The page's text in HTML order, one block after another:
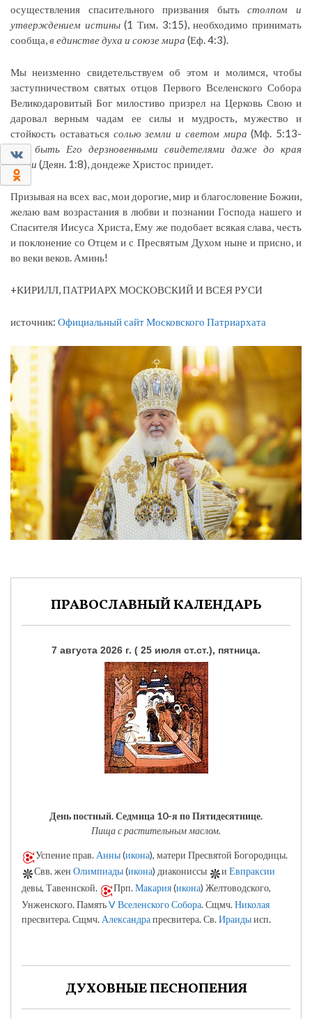
0
0
осуществления спасительного призвания бытьстолпом и
утверждением истины(1 Тим. 3:15), необходимо принимать
сообща, в единстве духа и союзе мира (Еф. 4:3).
Мы неизменно свидетельствуем об этом и молимся, чтобы
заступничеством святых отцов Первого Вселенского Собора
Великодаровитый Бог милостиво призрел на Церковь Свою и
даровал верным чадам ее силы и мудрость, мужество и
стойкость оставаться солью земли и светом мира (Мф. 5:13-
14), быть Его дерзновенными свидетелями даже до края
земли (Деян. 1:8), дондеже Христос приидет.
Призывая на всех вас, мои дорогие, мир и благословение Божии,
желаю вам возрастания в любви и познании Господа нашего и
Спасителя Иисуса Христа, Ему же подобает всякая слава, честь
и поклонение со Отцем и с Пресвятым Духом ныне и присно, и
во веки веков. Аминь!
+КИРИЛЛ, ПАТРИАРХ МОСКОВСКИЙ И ВСЕЯ РУСИ
источник: Официальный сайт Московского Патриархата
ПРАВОСЛАВНЫЙ КАЛЕНДАРЬ
7 августа 2026 г. ( 25 июля ст.ст.), пятница.
День постный.Седмица 10-я по Пятидесятнице.
Пища с растительным маслом.
Успение прав. Анны(икона), матери Пресвятой Богородицы.
Свв. жен Олимпиады(икона) диакониссы и Евпраксии
девы, Тавеннской.
Прп.Макария(икона) Желтоводского,
Унженского. ПамятьV Вселенского Собора. Сщмч.Николая
пресвитера. Сщмч. Александрапресвитера. Св.Ираидыисп.
ДУХОВНЫЕ ПЕСНОПЕНИЯ